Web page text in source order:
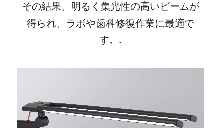
その結果、明るく集光性の高いビームが
得られ、ラボや歯科修復作業に最適で
す。.